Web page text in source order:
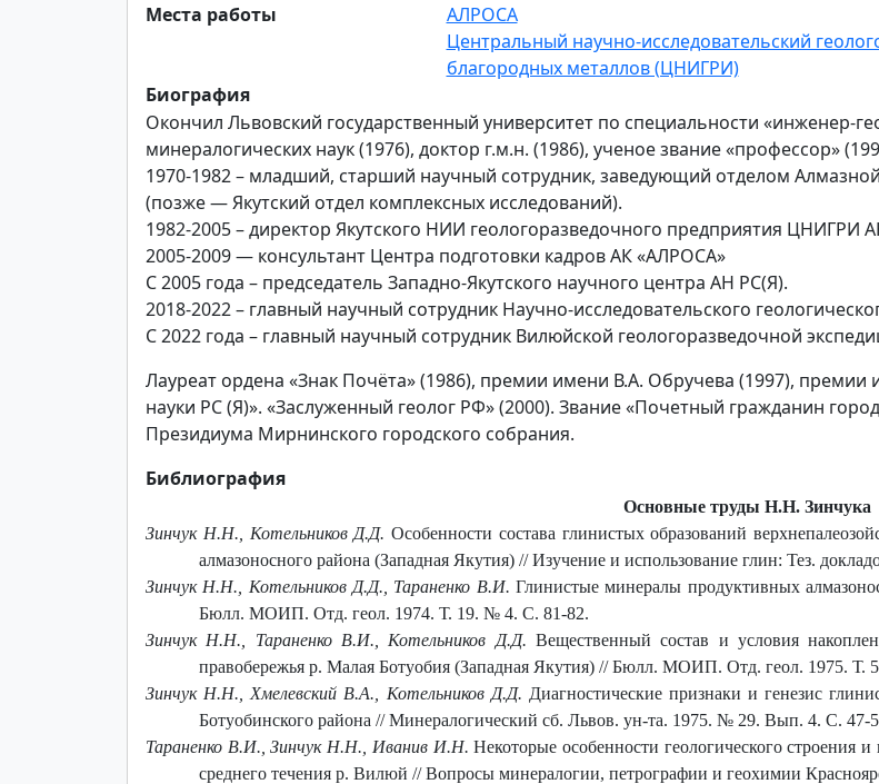
Места работы
АЛРОСА
Центральный научно-исследовательский
благородных металлов (ЦНИГРИ)
Биография
Окончил Львовский государственный университет по специальности «инженер-
минералогических наук (1976), доктор г.м.н. (1986), ученое звание «профессор»
1970-1982 – младший, старший научный сотрудник, заведующий отделом
(позже — Якутский отдел комплексных исследований).
1982-2005 – директор Якутского НИИ геологоразведочного предприятия ЦНИГРИ
2005-2009 — консультант Центра подготовки кадров АК «АЛРОСА»
С 2005 года – председатель Западно-Якутского научного центра АН РС(Я).
2018-2022 – главный научный сотрудник Научно-исследовательского
С 2022 года – главный научный сотрудник Вилюйской геологоразведочной
Лауреат ордена «Знак Почёта» (1986), премии имени В.А. Обручева (1997),
науки РС (Я)». «Заслуженный геолог РФ» (2000). Звание «Почетный гражданин
Президиума Мирнинского городского собрания.
Библиография
Основные труды Н.Н. Зинчука
Зинчук Н.Н., Котельников Д.Д. Особенности состава глинистых образований
алмазоносного района (Западная Якутия) // Изучение и использование глин: Тез.
Зинчук Н.Н., Котельников Д.Д., Тараненко В.И. Глинистые минералы продуктивных
Бюлл. МОИП. Отд. геол. 1974. Т. 19. № 4. С. 81-82.
Зинчук Н.Н., Тараненко В.И., Котельников Д.Д. Вещественный состав и условия
правобережья р. Малая Ботуобия (Западная Якутия) // Бюлл. МОИП. Отд. геол. 1975. Т.
Зинчук Н.Н., Хмелевский В.А., Котельников Д.Д. Диагностические признаки и генезис
Ботуобинского района // Минералогический сб. Львов. ун-та. 1975. № 29. Вып. 4. С. 47-
Тараненко В.И., Зинчук Н.Н., Иванив И.Н. Некоторые особенности геологического строения
среднего течения р. Вилюй // Вопросы минералогии, петрографии и геохимии